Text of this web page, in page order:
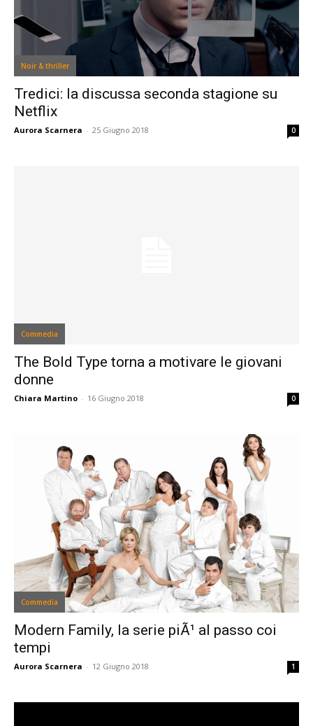
Noir & thriller
Tredici: la discussa seconda stagione su
Netflix
Aurora Scarnera - 25 Giugno 2018 0
Commedia
The Bold Type torna a motivare le giovani
donne
Chiara Martino - 16 Giugno 2018 0
Commedia
Modern Family, la serie piÃ¹ al passo coi
tempi
Aurora Scarnera - 12 Giugno 2018 1